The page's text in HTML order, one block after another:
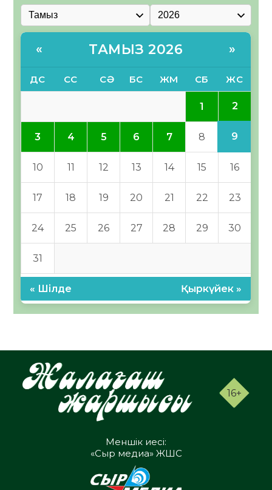
« ТАМЫЗ 2026 »
ДС СС СӘ БС ЖМ СБ ЖС
1 2
3 4 5 6 7 8 9
10 11 12 13 14 15 16
17 18 19 20 21 22 23
24 25 26 27 28 29 30
31
« Шілде Қыркүйек »
16+
Меншік иесі:
«Сыр медиа» ЖШС